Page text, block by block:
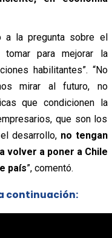
a la pregunta sobre el
para mejorar la
habilitantes”. “No
mirar al futuro, no
que condicionen la
que son los
desarrollo, no tengan
volver a poner a Chile
país”, comentó.
continuación: